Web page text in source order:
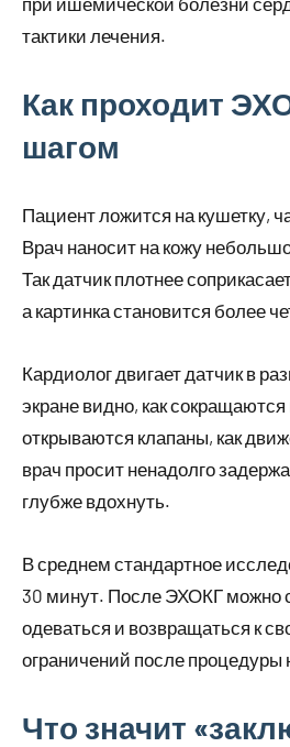
тактики лечения.
Как проходит
шагом
Пациент ложится на кушетку,
Врач наносит на кожу
Так датчик плотнее
а картинка становится более
Кардиолог двигает датчик в
экране видно, как
открываются клапаны, как
врач просит ненадолго
глубже вдохнуть.
В среднем стандартное
30 минут. После ЭХОКГ можно
одеваться и возвращаться к
ограничений после процедуры
Что значит